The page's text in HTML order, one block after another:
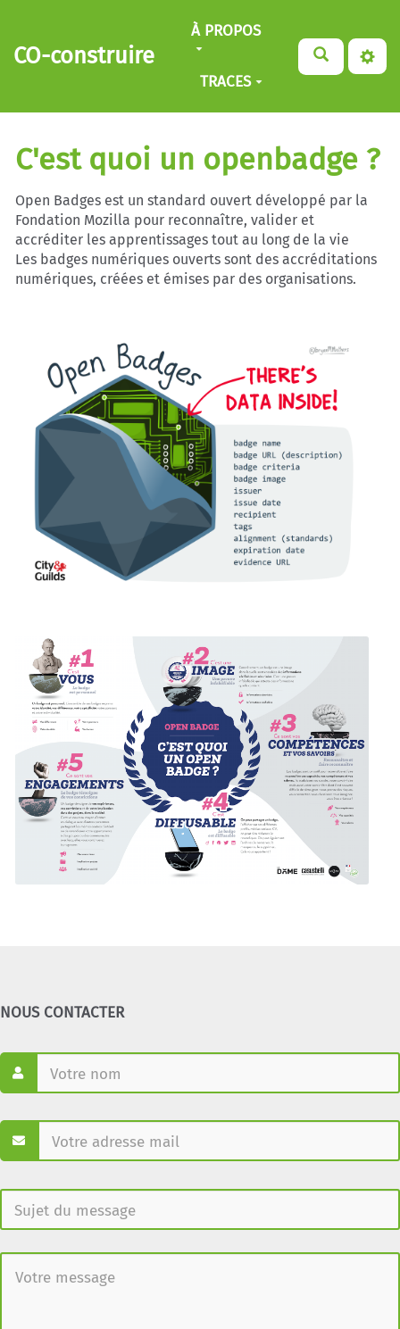
Aller au contenu principal
CO-construire
À PROPOS
TRACES
C'est quoi un openbadge ?
Open Badges est un standard ouvert développé par la
Fondation Mozilla pour reconnaître, valider et
accréditer les apprentissages tout au long de la vie
Les badges numériques ouverts sont des accréditations
numériques, créées et émises par des organisations.
NOUS CONTACTER